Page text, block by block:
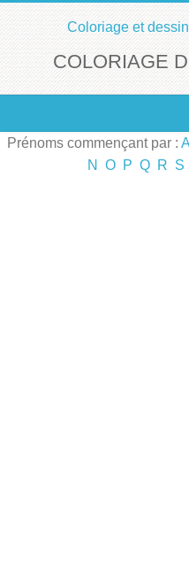
Coloriage et
COLORIAGE
Top 100 des Prénoms
Prénoms commençant par : A
N
O P Q R S